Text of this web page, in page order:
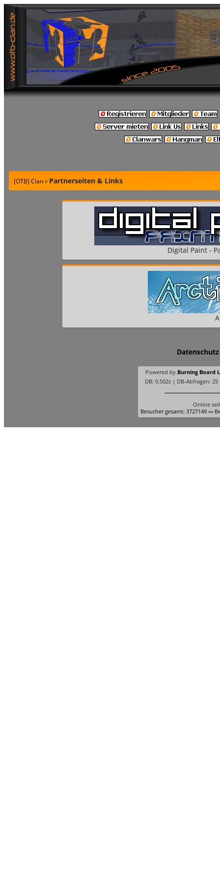
[OTB] Clan» Partnerseiten & Links
Digital Paint -
Datenschutz
Powered by Burning Board
DB: 0.502s | DB-Abfragen:
Online
Besucher gesamt: 3727149 «»